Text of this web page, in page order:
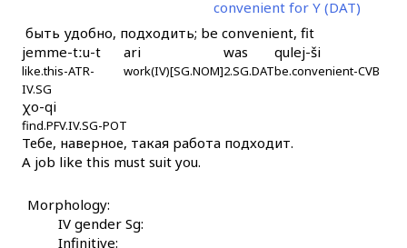
qutúr
qutːítːenkul
quč
qučáʁdu
qúbus
convenient for Y (DAT)
быть удобно, подходить; be convenient, fit
jemme-tːu-t
like.this-ATR-
IV.SG
ari
work(IV)[SG.NOM]
was
2.SG.DAT
qulej-ši
be.convenient-CVB
χo-qi
find.PFV.IV.SG-POT
Тебе, наверное, такая работа подходит.
A job like this must suit you.
Morphology:
IV gender Sg:
Infinitive: